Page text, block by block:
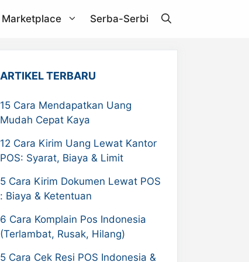
Janio
RPX
ZDEX
Marketplace Serba-Serbi
ARTIKEL TERBARU
15 Cara Mendapatkan Uang
Mudah Cepat Kaya
12 Cara Kirim Uang Lewat Kantor
POS: Syarat, Biaya & Limit
5 Cara Kirim Dokumen Lewat POS
: Biaya & Ketentuan
6 Cara Komplain Pos Indonesia
(Terlambat, Rusak, Hilang)
5 Cara Cek Resi POS Indonesia &